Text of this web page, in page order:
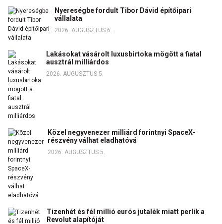
Nyereségbe fordult Tibor Dávid építőipari
vállalata
2026. AUGUSZTUS 6.
Lakásokat vásárolt luxusbirtoka mögött a fiatal
ausztrál milliárdos
2026. AUGUSZTUS 5.
Közel negyvenezer milliárd forintnyi SpaceX-
részvény válhat eladhatóvá
2026. AUGUSZTUS 5.
Tizenhét és fél millió eurós jutalék miatt perlik a
Revolut alapítóját